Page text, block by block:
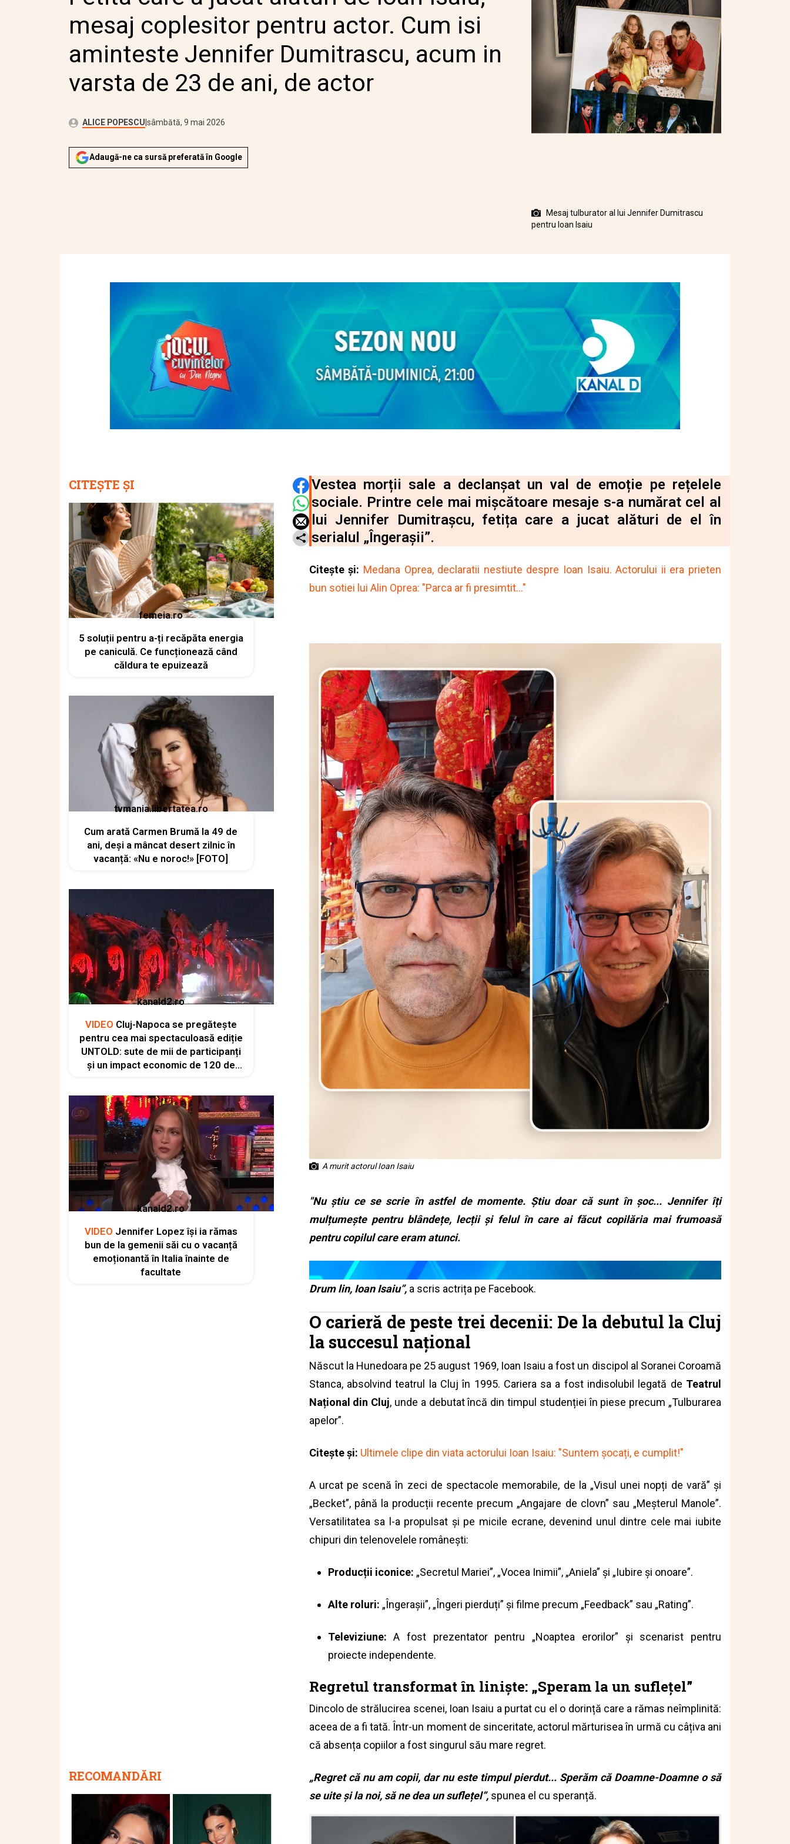
mesaj coplesitor pentru actor. Cum isi
aminteste Jennifer Dumitrascu, acum in
varsta de 23 de ani, de actor
Autor:ALICE POPESCUPublicat:
sâmbătă, 9 mai 2026
Actualizat:
sâmbătă, 9 mai 2026
Adaugă-ne ca sursă preferată în Google
Mesaj tulburator al lui Jennifer Dumitrascu
pentru Ioan Isaiu
DISTRIBUIE ARTICOLUL
Vestea morții sale a declanșat un val de emoție pe rețelele
sociale. Printre cele mai mișcătoare mesaje s-a numărat cel al
lui Jennifer Dumitrașcu, fetița care a jucat alături de el în
serialul „Îngerașii”.
Citește și: Medana Oprea, declaratii nestiute despre Ioan Isaiu. Actorului ii era prieten
bun sotiei lui Alin Oprea: "Parca ar fi presimtit..."
A murit actorul Ioan Isaiu
"Nu știu ce se scrie în astfel de momente. Știu doar că sunt în șoc... Jennifer îți
mulțumește pentru blândețe, lecții și felul în care ai făcut copilăria mai frumoasă
pentru copilul care eram atunci.
Drum lin, Ioan Isaiu”, a scris actrița pe Facebook.
O carieră de peste trei decenii: De la debutul la Cluj
la succesul național
Născut la Hunedoara pe 25 august 1969, Ioan Isaiu a fost un discipol al Soranei Coroamă
Stanca, absolvind teatrul la Cluj în 1995. Cariera sa a fost indisolubil legată de Teatrul
Național din Cluj, unde a debutat încă din timpul studenției în piese precum „Tulburarea
apelor”.
Citește și: Ultimele clipe din viata actorului Ioan Isaiu: "Suntem șocați, e cumplit!"
A urcat pe scenă în zeci de spectacole memorabile, de la „Visul unei nopți de vară” și
„Becket”, până la producții recente precum „Angajare de clovn” sau „Meșterul Manole”.
Versatilitatea sa l-a propulsat și pe micile ecrane, devenind unul dintre cele mai iubite
chipuri din telenovelele românești:
Producții iconice: „Secretul Mariei”, „Vocea Inimii”, „Aniela” și „Iubire și onoare”.
Alte roluri: „Îngerașii”, „Îngeri pierduți” și filme precum „Feedback” sau „Rating”.
Televiziune:A fost prezentator pentru „Noaptea erorilor” și scenarist pentru
proiecte independente.
Regretul transformat în liniște: „Speram la un suflețel”
Dincolo de strălucirea scenei, Ioan Isaiu a purtat cu el o dorință care a rămas neîmplinită:
aceea de a fi tată. Într-un moment de sinceritate, actorul mărturisea în urmă cu câțiva ani
că absența copiilor a fost singurul său mare regret.
„Regret că nu am copii, dar nu este timpul pierdut... Sperăm că Doamne-Doamne o să
se uite și la noi, să ne dea un suflețel”, spunea el cu speranță.
CITEȘTE ȘI
femeia.ro
5 soluții pentru a-ți recăpăta energia
pe caniculă. Ce funcționează când
căldura te epuizează
tvmania.libertatea.ro
Cum arată Carmen Brumă la 49 de
ani, deși a mâncat desert zilnic în
vacanță: «Nu e noroc!» [FOTO]
kanald2.ro
VIDEO Cluj-Napoca se pregătește
pentru cea mai spectaculoasă ediție
UNTOLD: sute de mii de participanți
și un impact economic de 120 de
kanald2.ro
VIDEO Jennifer Lopez își ia rămas
bun de la gemenii săi cu o vacanță
emoționantă în Italia înainte de
facultate
RECOMANDĂRI